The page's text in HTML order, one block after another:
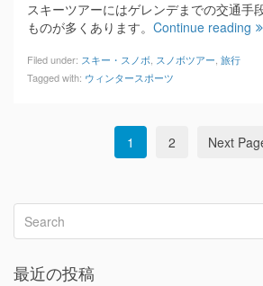
スキーツアーにはゲレンデまでの交通手
ものが多くあります。 Continue reading
Filed under: スキー・スノボ スノボツアー 旅行
Tagged with: ウィンタースポーツ
1 2 Next
最近の投稿